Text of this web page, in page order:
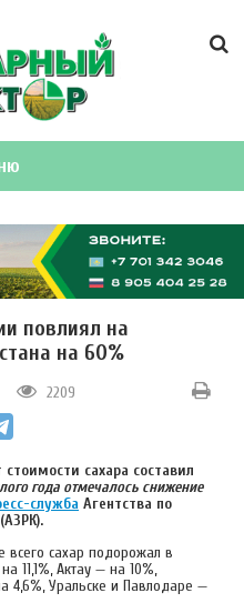
повлиял на
на 60%
2209
сахара составил
года отмечалось снижение
служба Агентства по
сахар подорожал в
11,1%, Актау — на 10%,
4,6%, Уральске и Павлодаре —